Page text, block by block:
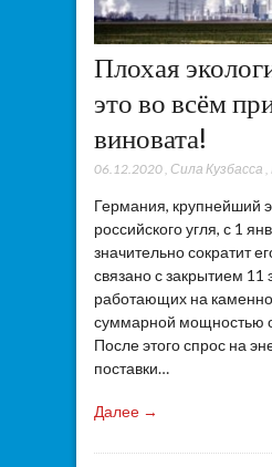
Плохая
это во всём
виновата!
06.12.2020, Сила Кузбасса ,
Германия, крупнейший
российского угля, с 1
значительно сократит
связано с закрытием 11
работающих на
суммарной мощностью
После этого спрос на
поставки…
Далее →